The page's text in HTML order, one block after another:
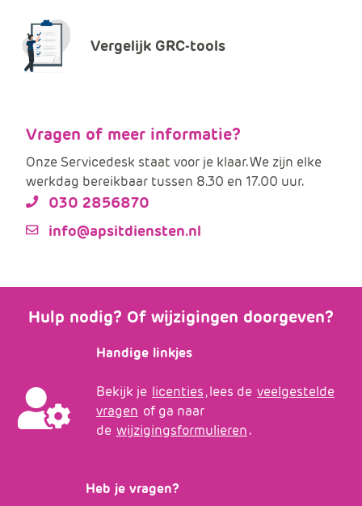
Vergelijk GRC-tools
Vragen of meer informatie?
Onze Servicedesk staat voor je klaar. We zijn elke
werkdag bereikbaar tussen 8.30 en 17.00 uur.
030 2856870
info@apsitdiensten.nl
Hulp nodig? Of wijzigingen doorgeven?
Handige linkjes
Bekijk je licenties, lees de veelgestelde
vragen of ga naar
de wijzigingsformulieren.
Heb je vragen?